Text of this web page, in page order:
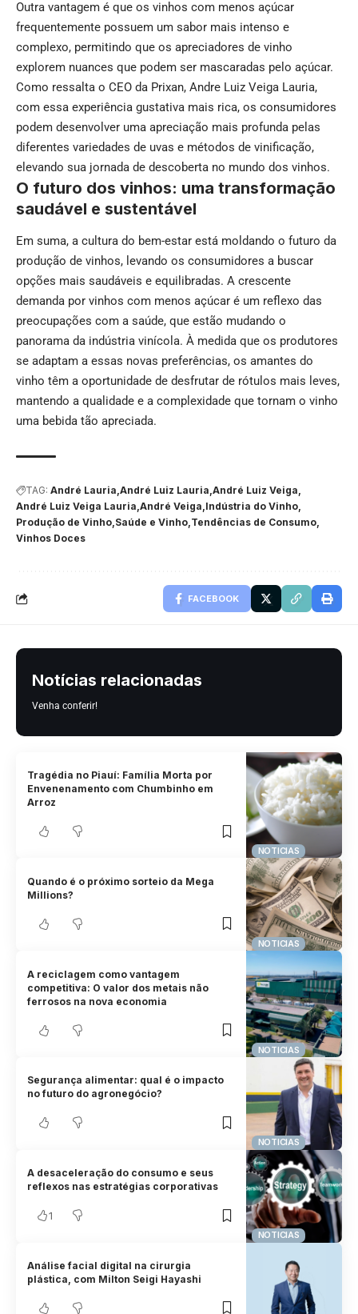
Outra vantagem é que os vinhos com menos açúcar
frequentemente possuem um sabor mais intenso e
complexo, permitindo que os apreciadores de vinho
explorem nuances que podem ser mascaradas pelo açúcar.
Como ressalta o CEO da Prixan, Andre Luiz Veiga Lauria,
com essa experiência gustativa mais rica, os consumidores
podem desenvolver uma apreciação mais profunda pelas
diferentes variedades de uvas e métodos de vinificação,
elevando sua jornada de descoberta no mundo dos vinhos.
O futuro dos vinhos: uma transformação
saudável e sustentável
Em suma, a cultura do bem-estar está moldando o futuro da
produção de vinhos, levando os consumidores a buscar
opções mais saudáveis e equilibradas. A crescente
demanda por vinhos com menos açúcar é um reflexo das
preocupações com a saúde, que estão mudando o
panorama da indústria vinícola. À medida que os produtores
se adaptam a essas novas preferências, os amantes do
vinho têm a oportunidade de desfrutar de rótulos mais leves,
mantendo a qualidade e a complexidade que tornam o vinho
uma bebida tão apreciada.
TAG: André Lauria André Luiz Lauria André Luiz Veiga
André Luiz Veiga Lauria André Veiga Indústria do Vinho
Produção de Vinho Saúde e Vinho Tendências de Consumo
Vinhos Doces
FACEBOOK
Notícias relacionadas
Venha conferir!
NOTICIAS
Tragédia no Piauí: Família Morta por
Envenenamento com Chumbinho em
Arroz
NOTICIAS
Quando é o próximo sorteio da Mega
Millions?
NOTICIAS
A reciclagem como vantagem
competitiva: O valor dos metais não
ferrosos na nova economia
NOTICIAS
Segurança alimentar: qual é o impacto
no futuro do agronegócio?
NOTICIAS
A desaceleração do consumo e seus
reflexos nas estratégias corporativas
1
Análise facial digital na cirurgia
plástica, com Milton Seigi Hayashi